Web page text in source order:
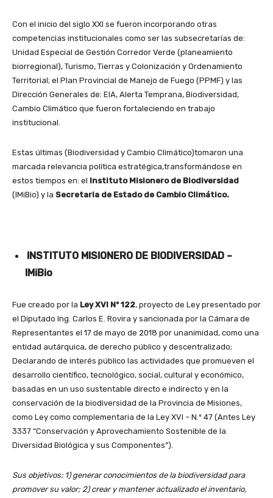
Con el inicio del siglo XXI se fueron incorporando otras
competencias institucionales como ser las subsecretarías de:
Unidad Especial de Gestión Corredor Verde (planeamiento
biorregional), Turismo, Tierras y Colonización y Ordenamiento
Territorial; el Plan Provincial de Manejo de Fuego (PPMF) y las
Dirección Generales de: EIA, Alerta Temprana, Biodiversidad,
Cambio Climático que fueron fortaleciendo en trabajo
institucional.
Estas últimas (Biodiversidad y Cambio Climático)tomaron una
marcada relevancia política estratégica,transformándose en
estos tiempos en: el Instituto Misionero de Biodiversidad
(IMiBio) y la Secretaria de Estado de Cambio Climático.
INSTITUTO MISIONERO DE BIODIVERSIDAD –
IMiBio
Fue creado por la Ley XVI Nº 122, proyecto de Ley presentado por
el Diputado Ing. Carlos E. Rovira y sancionada por la Cámara de
Representantes el 17 de mayo de 2018 por unanimidad, como una
entidad autárquica, de derecho público y descentralizado;
Declarando de interés público las actividades que promueven el
desarrollo científico, tecnológico, social, cultural y económico,
basadas en un uso sustentable directo e indirecto y en la
conservación de la biodiversidad de la Provincia de Misiones,
como Ley como complementaria de la Ley XVI – N.º 47 (Antes Ley
3337 “Conservación y Aprovechamiento Sostenible de la
Diversidad Biológica y sus Componentes”).
Sus objetivos: 1) generar conocimientos de la biodiversidad para
promover su valor; 2) crear y mantener actualizado el inventario,